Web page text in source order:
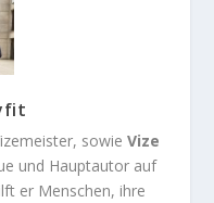
sowie Vize
und Hauptautor auf
er Menschen, ihre